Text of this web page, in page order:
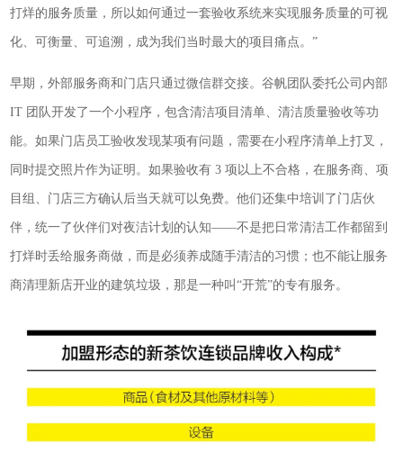
打烊的服务质量，所以如何通过一套验收系统来实现服务质量的可视
化、可衡量、可追溯，成为我们当时最大的项目痛点。”
早期，外部服务商和门店只通过微信群交接。谷帆团队委托公司内部
IT 团队开发了一个小程序，包含清洁项目清单、清洁质量验收等功
能。如果门店员工验收发现某项有问题，需要在小程序清单上打叉，
同时提交照片作为证明。如果验收有 3 项以上不合格，在服务商、项
目组、门店三方确认后当天就可以免费。他们还集中培训了门店伙
伴，统一了伙伴们对夜洁计划的认知——不是把日常清洁工作都留到
打烊时丢给服务商做，而是必须养成随手清洁的习惯；也不能让服务
商清理新店开业的建筑垃圾，那是一种叫“开荒”的专有服务。